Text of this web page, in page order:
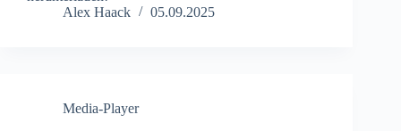
Alex Haack
05.09.2025
Media-Player